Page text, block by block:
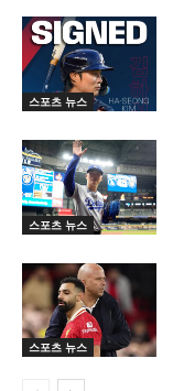
스포츠 뉴스
스포츠 뉴스
스포츠 뉴스